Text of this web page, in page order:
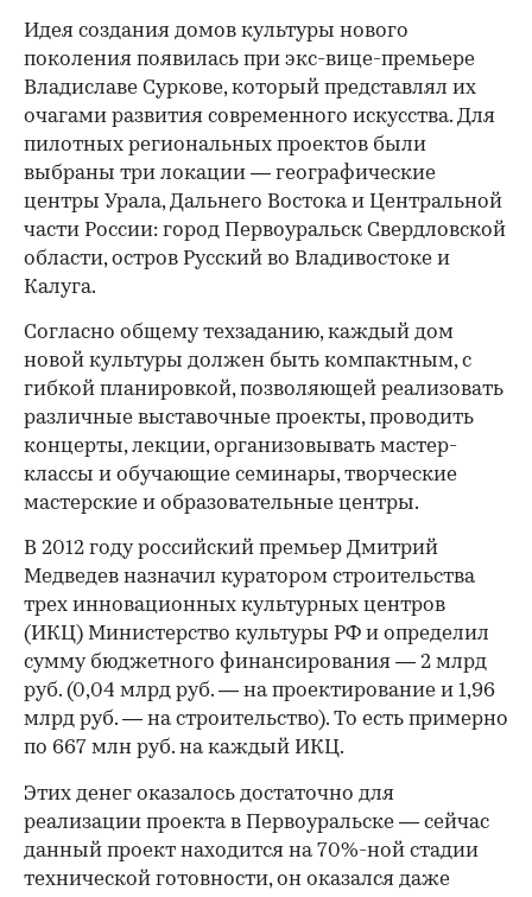
Идея создания домов культуры нового
поколения появилась при экс-вице-премьере
Владиславе Суркове, который представлял их
очагами развития современного искусства. Для
пилотных региональных проектов были
выбраны три локации — географические
центры Урала, Дальнего Востока и Центральной
части России: город Первоуральск Свердловской
области, остров Русский во Владивостоке и
Калуга.
Согласно общему техзаданию, каждый дом
новой культуры должен быть компактным, с
гибкой планировкой, позволяющей реализовать
различные выставочные проекты, проводить
концерты, лекции, организовывать мастер-
классы и обучающие семинары, творческие
мастерские и образовательные центры.
В 2012 году российский премьер Дмитрий
Медведев назначил куратором строительства
трех инновационных культурных центров
(ИКЦ) Министерство культуры РФ и определил
сумму бюджетного финансирования — 2 млрд
руб. (0,04 млрд руб. — на проектирование и 1,96
млрд руб. — на строительство). То есть примерно
по 667 млн руб. на каждый ИКЦ.
Этих денег оказалось достаточно для
реализации проекта в Первоуральске — сейчас
данный проект находится на 70%-ной стадии
технической готовности, он оказался даже